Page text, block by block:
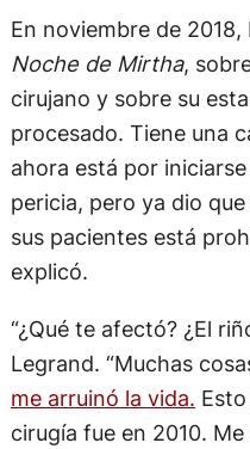
En noviembre de
Noche de Mirtha,
cirujano y sobre su
procesado. Tiene una
ahora está por
pericia, pero ya dio
sus pacientes está
explicó.
“¿Qué te afectó? ¿El
Legrand. “Muchas
me arruinó la vida.
cirugía fue en 2010.